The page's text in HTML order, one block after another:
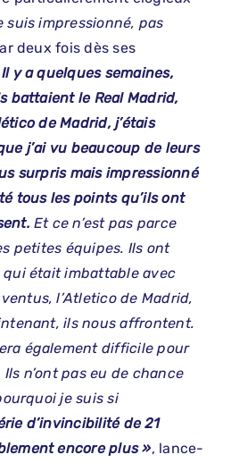
suis impressionné, pas
deux fois dès ses
Il y a quelques semaines,
battaient le Real Madrid,
de Madrid, j’étais
j’ai vu beaucoup de leurs
surpris mais impressionné
tous les points qu’ils ont
Et ce n’est pas parce
petites équipes. Ils ont
était imbattable avec
l’Atletico de Madrid,
ils nous affrontent.
également difficile pour
n’ont pas eu de chance
je suis si
d’invincibilité de 21
encore plus », lance-